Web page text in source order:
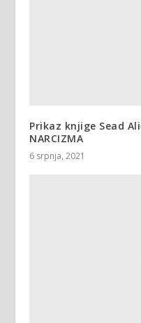
Prikaz knjige Sead
NARCIZMA
6 srpnja, 2021